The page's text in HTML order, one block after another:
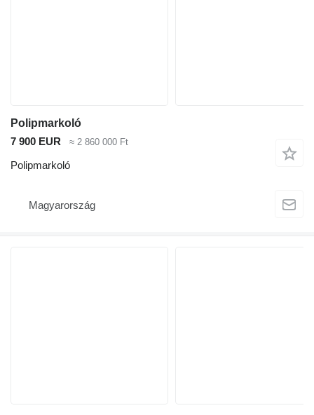
Polipmarkoló
7 900 EUR
≈ 2 860 000 Ft
Polipmarkoló
Magyarország